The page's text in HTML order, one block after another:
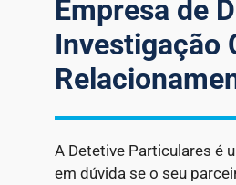
Empresa de
Investigação
A Detetive Particulares é
em dúvida se o seu